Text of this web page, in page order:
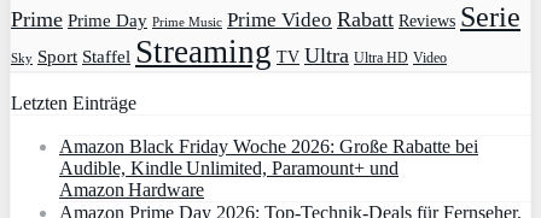
Prime Prime Day Prime Music Prime Video Rabatt Reviews Serie
Sky Sport Staffel Streaming TV Ultra Ultra HD Video
Letzten Einträge
Amazon Black Friday Woche 2026: Große Rabatte bei
Audible, Kindle Unlimited, Paramount+ und
Amazon Hardware
Amazon Prime Day 2026: Top-Technik-Deals für Fernseher,